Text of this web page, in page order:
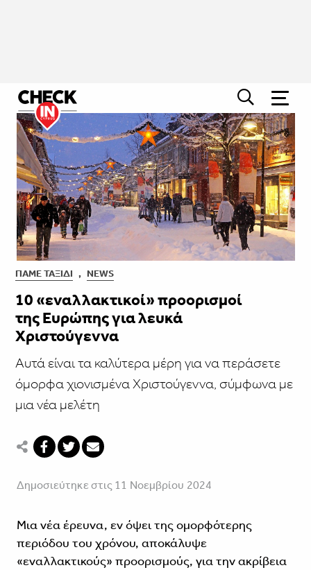
ΠΆΜΕ ΤΑΞΊΔΙ , NEWS
10 «εναλλακτικοί» προορισμοί
της Ευρώπης για λευκά
Χριστούγεννα
Αυτά είναι τα καλύτερα μέρη για να περάσετε
όμορφα χιονισμένα Χριστούγεννα, σύμφωνα με
μια νέα μελέτη
Δημοσιεύτηκε στις 11 Νοεμβρίου 2024
Μια νέα έρευνα, εν όψει της ομορφότερης
περιόδου του χρόνου, αποκάλυψε
«εναλλακτικούς» προορισμούς, για την ακρίβεια